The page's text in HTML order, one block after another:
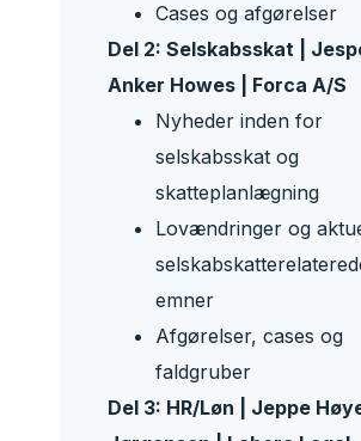
Cases og afgørelser
Del 2: Selskabsskat |
Anker Howes | Forca A/S
Nyheder inden for
selskabsskat og
skatteplanlægning
Lovændringer og
emner
Afgørelser, cases og
faldgruber
Del 3: HR/Løn | Jeppe